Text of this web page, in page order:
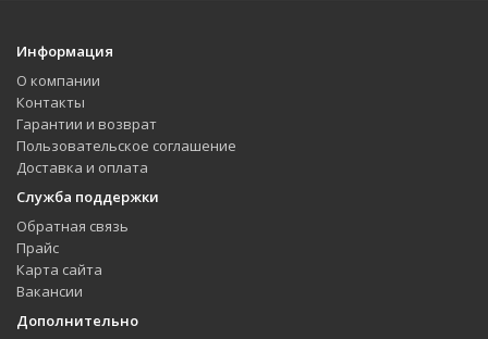
Информация
О компании
Контакты
Гарантии и возврат
Пользовательское соглашение
Доставка и оплата
Служба поддержки
Обратная связь
Прайс
Карта сайта
Вакансии
Дополнительно